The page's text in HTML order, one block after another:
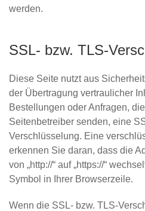
werden.
SSL- bzw. TLS-
Diese Seite nutzt aus
der Übertragung vertraulicher
Bestellungen oder Anfragen,
Seitenbetreiber senden, eine
Verschlüsselung. Eine
erkennen Sie daran, dass die
von „http://“ auf „https://“
Symbol in Ihrer Browserzeile.
Wenn die SSL- bzw. TLS-